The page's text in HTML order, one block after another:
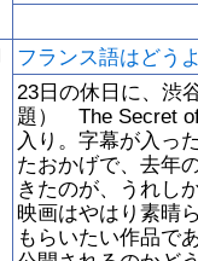
フランス語はどう
23日の休日に、渋
題） The Secret
入り。字幕が入っ
たおかげで、去年
きたのが、うれし
映画はやはり素晴
もらいたい作品で